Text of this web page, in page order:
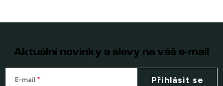
Aktuální novinky a slevy na váš e-mail
E-mail Přihlásit se